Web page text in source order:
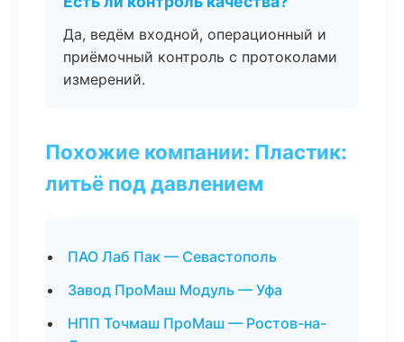
Да, ведём входной, операционный и
приёмочный контроль с протоколами
измерений.
Похожие компании: Пластик:
литьё под давлением
ПАО Лаб Пак — Севастополь
Завод ПроМаш Модуль — Уфа
НПП Точмаш ПроМаш — Ростов-на-